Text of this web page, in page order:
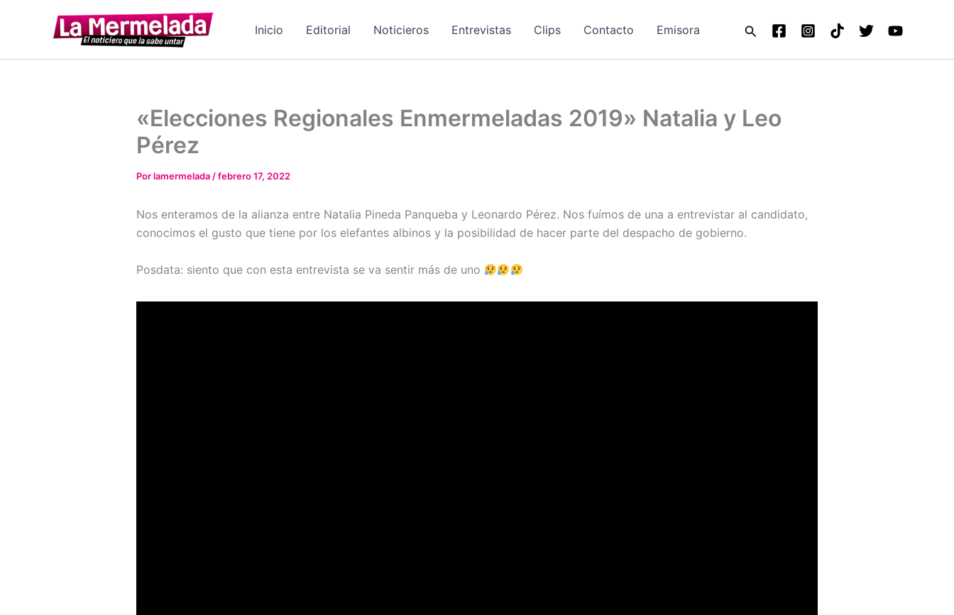
Inicio Editorial Noticieros Entrevistas Clips Contacto Emisora Buscar
«Elecciones Regionales Enmermeladas 2019» Natalia y Leo
Pérez
Porlamermelada/febrero 17, 2022
Nos enteramos de la alianza entre Natalia Pineda Panqueba y Leonardo Pérez. Nos fuímos de una a entrevistar al candidato,
conocimos el gusto que tiene por los elefantes albinos y la posibilidad de hacer parte del despacho de gobierno.
Posdata: siento que con esta entrevista se va sentir más de uno